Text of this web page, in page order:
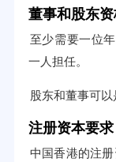
董事和股东
至少需要一位
一人担任。
股东和董事可
注册资本要求
中国香港的注